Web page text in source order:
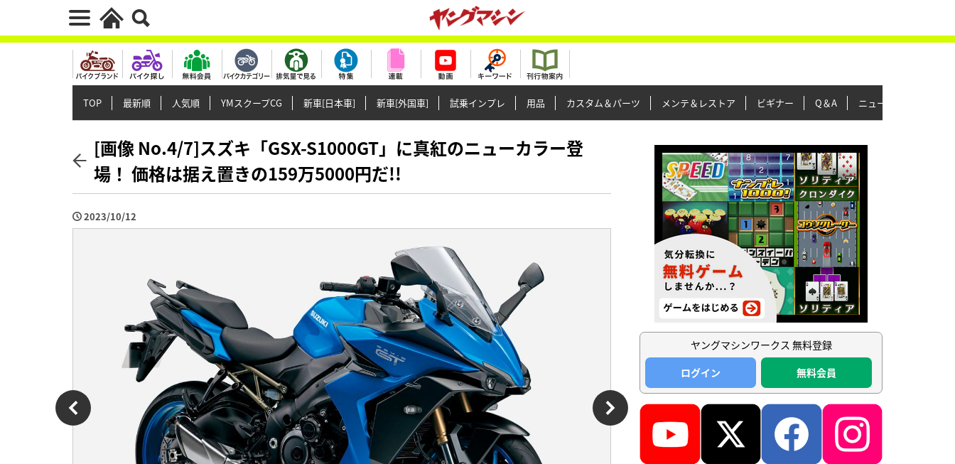
TOP 最新順 人気順 YMスクープCG 新車[日本車] 新車[外国車] 試乗インプレ 用品 カスタム＆パーツ メンテ＆レストア ビギナー Q＆A ニュース＆トピックス
[画像 No.4/7]スズキ「GSX-S1000GT」に真紅のニューカラー登
場！ 価格は据え置きの159万5000円だ!!
2023/10/12
ヤングマシンワークス 無料登録
ログイン
無料会員